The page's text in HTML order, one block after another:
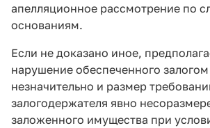
апелляционное рассмотрение по
основаниям.
Если не доказано иное,
нарушение обеспеченного залогом
незначительно и размер
залогодержателя явно
заложенного имущества при